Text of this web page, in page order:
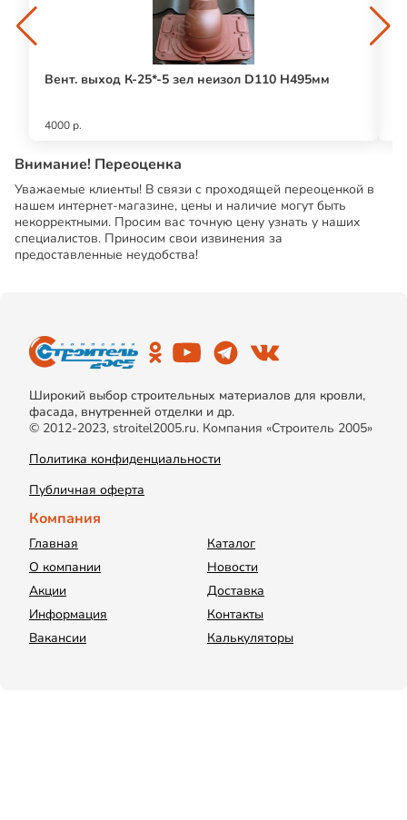
Вент. выход К-25*-5 зел неизол D110 Н495мм
4000 р.
Внимание! Переоценка
Уважаемые клиенты! В связи с проходящей переоценкой в
нашем интернет-магазине, цены и наличие могут быть
некорректными. Просим вас точную цену узнать у наших
специалистов. Приносим свои извинения за
предоставленные неудобства!
Широкий выбор строительных материалов для кровли,
фасада, внутренней отделки и др.
© 2012-2023, stroitel2005.ru. Компания «Строитель 2005»
Политика конфиденциальности
Публичная оферта
Компания
Главная
Каталог
О компании
Новости
Акции
Доставка
Информация
Контакты
Вакансии
Калькуляторы